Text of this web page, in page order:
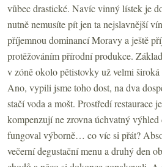
vůbec drastické. Navíc vinný lístek je
nutně nemusíte pít jen ta nejslavnější
příjemnou dominancí Moravy a ještě
protěžováním přírodní produkce.
v zóně okolo pětistovky už velmi
Ano, vypili jsme toho dost, na dva
stačí voda a mošt. Prostředí restaurace
kompenzují ne zrovna úchvatný
fungoval výborně… co víc si přát?
večerní degustační menu a druhý den